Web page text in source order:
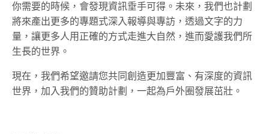
你需要的時候，會發現資訊垂手可得。未來，我們也計劃
將來產出更多的專題式深入報導與專訪，透過文字的力
量，讓更多人用正確的方式走進大自然，進而愛護我們所
生長的世界。
現在，我們希望邀請您共同創造更加豐富、有深度的資訊
世界，加入我們的贊助計劃，一起為戶外圈發展茁壯。